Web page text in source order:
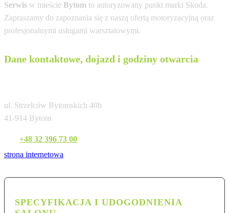
Serwis w mieście Bytom to autoryzowany punkt marki Skoda.
Zapraszamy do zapoznania się z naszą ofertą motoryzacyjną oraz
profesjonalnymi usługami warsztatowymi.
Dane kontaktowe, dojazd i godziny otwarcia
ul. Strzelców Bytomskich 40b
41-914 Bytom
+48 32 396 73 00
strona internetowa
SPECYFIKACJA I UDOGODNIENIA